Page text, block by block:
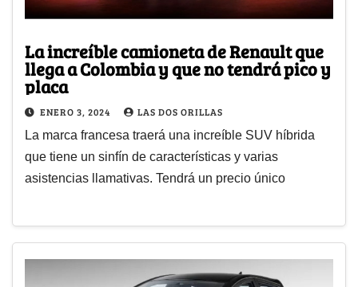
La increíble camioneta de Renault que
llega a Colombia y que no tendrá pico y
placa
ENERO 3, 2024 LAS DOS ORILLAS
La marca francesa traerá una increíble SUV híbrida
que tiene un sinfín de características y varias
asistencias llamativas. Tendrá un precio único